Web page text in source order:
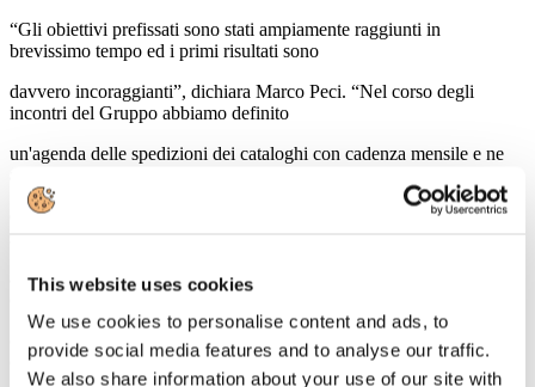
This website uses cookies
We use cookies to personalise content and ads, to
provide social media features and to analyse our traffic.
We also share information about your use of our site with
“Gli obiettivi prefissati sono stati ampiamente raggiunti in
brevissimo tempo ed i primi risultati sono
davvero incoraggianti”, dichiara Marco Peci. “Nel corso degli
incontri del Gruppo abbiamo definito
un'agenda delle spedizioni dei cataloghi con cadenza mensile e ne
offrendo ai soci flessibilità e facilità di partecipazione. Nell'ultima
abbiamo conseguito ottimi risultati in termini di tempistiche di
conferma Marco Peci, "raggiungendo circa 4500 agenzie di viaggi,
con un numero di dieci soci